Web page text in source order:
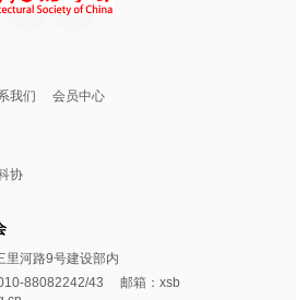
我们
会员中心
协
里河路9号建设部内
88082242/43 邮箱：xsb